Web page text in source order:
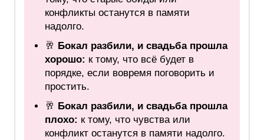
конфликты останутся в памяти
надолго.
🥂 Бокал разбили, и свадьба прошла
хорошо: к тому, что всё будет в
порядке, если вовремя поговорить и
простить.
🥂 Бокал разбили, и свадьба прошла
плохо: к тому, что чувства или
конфликт останутся в памяти надолго.